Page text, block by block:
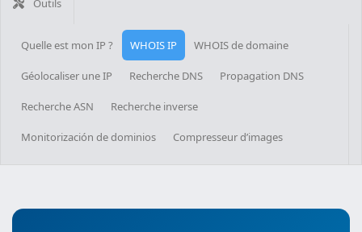
Outils
Quelle est mon IP ? WHOIS IP WHOIS de domaine
Géolocaliser une IP Recherche DNS Propagation DNS
Recherche ASN Recherche inverse
Monitorización de dominios Compresseur d’images